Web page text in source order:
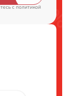
c политикой